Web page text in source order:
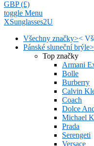
GBP (£)
toggle Menu
XSunglasses2U
Všechny značky><
Pánské sluneční brýle>
Top značky
Armani
Bolle
Burberry
Calvin
Coach
Dolce
Michael
Prada
Serengeti
Versace